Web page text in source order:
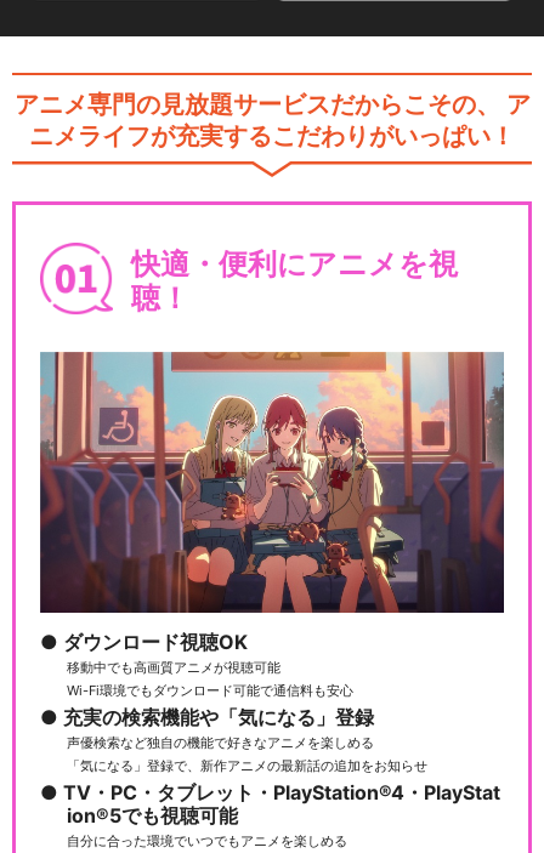
アニメ専門の見放題サービスだからこその、
ア
ニメライフが充実するこだわりがいっぱい！
快適・便利にアニメを視
聴！
ダウンロード視聴OK
移動中でも高画質アニメが視聴可能
Wi-Fi環境でもダウンロード可能で通信料も安心
充実の検索機能や「気になる」登録
声優検索など独自の機能で好きなアニメを楽しめる
「気になる」登録で、新作アニメの最新話の追加をお知らせ
TV・PC・タブレット・PlayStation®4・PlayStat
ion®5でも視聴可能
自分に合った環境でいつでもアニメを楽しめる